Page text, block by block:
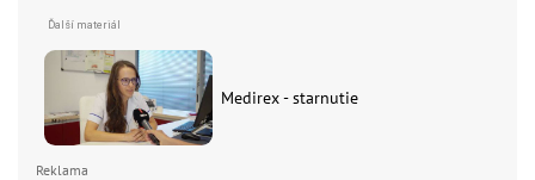
Medirex - starnutie
Reklama